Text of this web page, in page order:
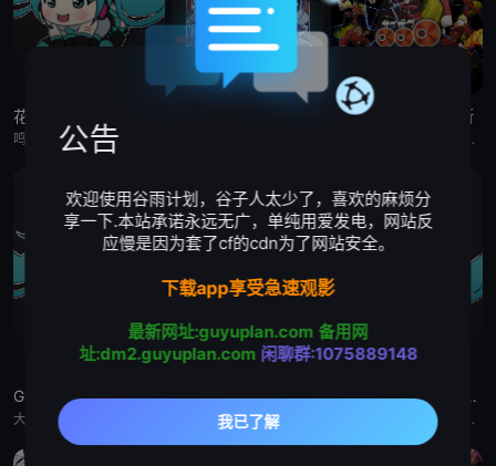
人造人009 涅墨西斯
自人造人战士诞生以来，他们在半个多世纪中，一直守护着人们免受种种威胁和平的敌人的侵袭。 然而，战斗仍在继续—— 而如今，一支由9名人造人组成的集团“涅墨西斯”出现了，他们坚信——仅凭009他们，
Grow Up Show :向日葵马戏团: Grow Up Show :向日葵马戏团: 恶女不才请多关照 :雏宫蝶鼠换身传:
这个故事起始于架空世界里名为「咏国」的虚构国度。为了培育下一任妃子，会从五大家族中各选一名少女进入宫殿——「雏宫」。进入后宫的少女成为雏女，在雏宫接受做为未来皇后的养成教育。 名门之一、美丽又睿智的
公告
欢迎使用谷雨计划，谷子人太少了，喜欢的麻烦分
享一下.本站承诺永远无广，单纯用爱发电，网站反
应慢是因为套了cf的cdn为了网站安全。
下载app享受急速观影
最新网址:guyuplan.com 备用网
址:dm2.guyuplan.com 闲聊群:1075889148